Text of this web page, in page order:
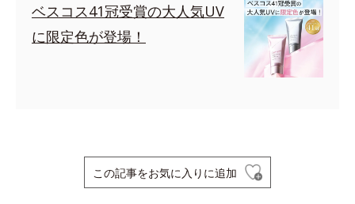
ベスコス41冠受賞の大人気UV
に限定色が登場！
この記事をお気に入りに追加